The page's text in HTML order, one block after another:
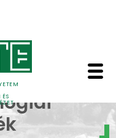
ÉS
a